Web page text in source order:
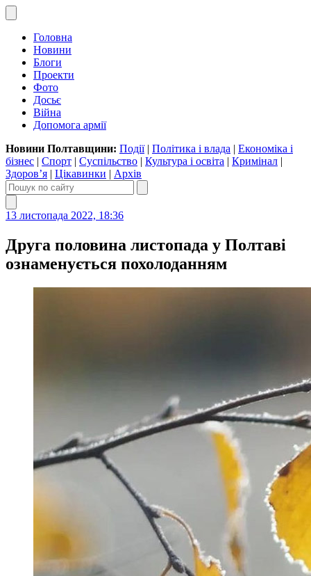
Головна
Новини
Блоги
Проекти
Фото
Досьє
Війна
Допомога армії
Новини Полтавщини: Події| Політика і влада | Економіка і
бізнес | Спорт | Суспільство | Культура і освіта | Кримінал |
Здоров’я | Цікавинки | Архів
13 листопада 2022, 18:36
Друга половина листопада у Полтаві
ознаменується похолоданням